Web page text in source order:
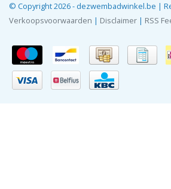
© Copyright 2026 - dezwembadwinkel.be |
Verkoopsvoorwaarden | Disclaimer | RSS